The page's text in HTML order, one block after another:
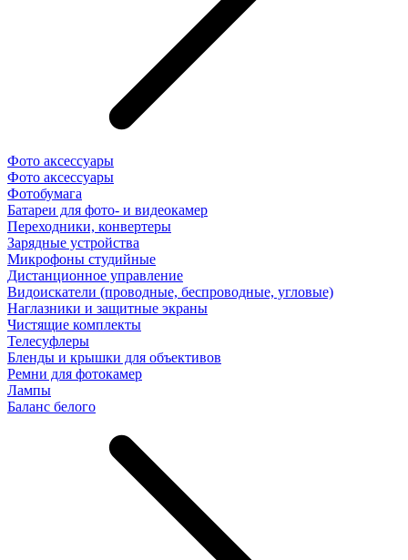
Фото аксессуары
Фото аксессуары
Фотобумага
Батареи для фото- и видеокамер
Переходники, конвертеры
Зарядные устройства
Микрофоны студийные
Дистанционное управление
Видоискатели (проводные, беспроводные, угловые)
Наглазники и защитные экраны
Чистящие комплекты
Телесуфлеры
Бленды и крышки для объективов
Ремни для фотокамер
Лампы
Баланс белого